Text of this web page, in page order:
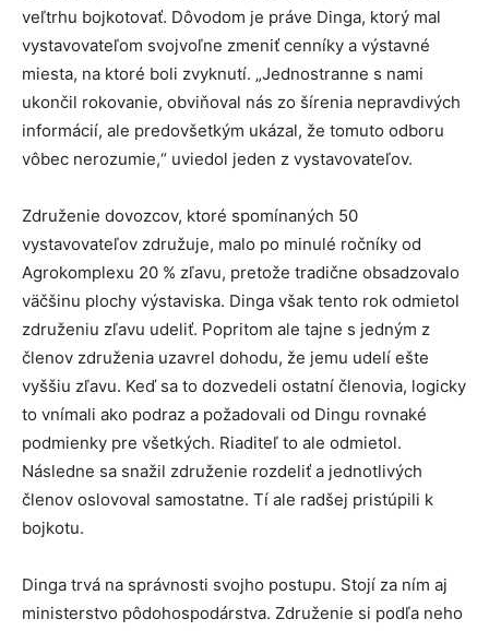
veľtrhu bojkotovať. Dôvodom je práve Dinga, ktorý mal
vystavovateľom svojvoľne zmeniť cenníky a výstavné
miesta, na ktoré boli zvyknutí. „Jednostranne s nami
ukončil rokovanie, obviňoval nás zo šírenia nepravdivých
informácií, ale predovšetkým ukázal, že tomuto odboru
vôbec nerozumie,“ uviedol jeden z vystavovateľov.
Združenie dovozcov, ktoré spomínaných 50
vystavovateľov združuje, malo po minulé ročníky od
Agrokomplexu 20 % zľavu, pretože tradične obsadzovalo
väčšinu plochy výstaviska. Dinga však tento rok odmietol
združeniu zľavu udeliť. Popritom ale tajne s jedným z
členov združenia uzavrel dohodu, že jemu udelí ešte
vyššiu zľavu. Keď sa to dozvedeli ostatní členovia, logicky
to vnímali ako podraz a požadovali od Dingu rovnaké
podmienky pre všetkých. Riaditeľ to ale odmietol.
Následne sa snažil združenie rozdeliť a jednotlivých
členov oslovoval samostatne. Tí ale radšej pristúpili k
bojkotu.
Dinga trvá na správnosti svojho postupu. Stojí za ním aj
ministerstvo pôdohospodárstva. Združenie si podľa neho